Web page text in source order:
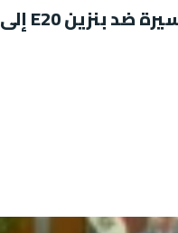
كجريوال يقود مسيرة ضد بنزين E20 إلى